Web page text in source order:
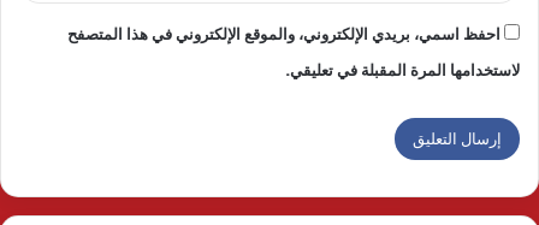
احفظ اسمي، بريدي الإلكتروني، والموقع الإلكتروني في هذا المتصفح
لاستخدامها المرة المقبلة في تعليقي.